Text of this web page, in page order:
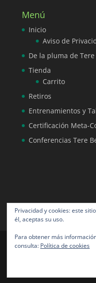
Menú
Inicio
Aviso de
De la pluma de
Tienda
Carrito
Retiros
Entrenamientos y
Certificación Meta-
Conferencias Tere
Tere Bermea®
Diseño
Privacidad y cookies: este
él, aceptas su uso.
Para obtener más
consulta: Política de cookies